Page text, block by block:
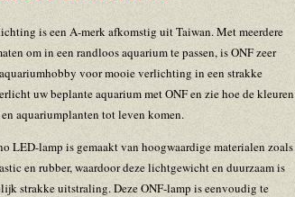
is een A-merk afkomstig uit Taiwan. Met meerdere
om in een randloos aquarium te passen, is ONF zeer
voor mooie verlichting in een strakke
uw beplante aquarium met ONF en zie hoe de kleuren
aquariumplanten tot leven komen.
LED-lamp is gemaakt van hoogwaardige materialen zoals
en rubber, waardoor deze lichtgewicht en duurzaam is
strakke uitstraling. Deze ONF-lamp is eenvoudig te